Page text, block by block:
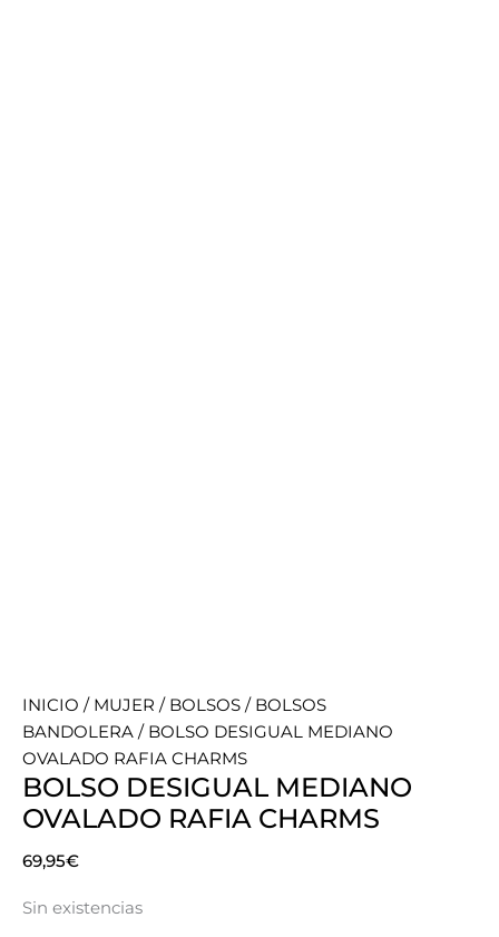
INICIO / MUJER / BOLSOS / BOLSOS
BANDOLERA / BOLSO DESIGUAL MEDIANO
OVALADO RAFIA CHARMS
BOLSO DESIGUAL MEDIANO
OVALADO RAFIA CHARMS
69,95€
Sin existencias